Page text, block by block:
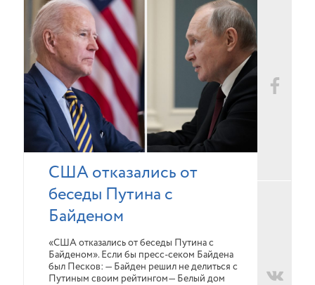
США отказались от
беседы Путина с
Байденом
«США отказались от беседы Путина с
Байденом». Если бы пресс-секом Байдена
был Песков: — Байден решил не делиться с
Путиным своим рейтингом— Белый дом